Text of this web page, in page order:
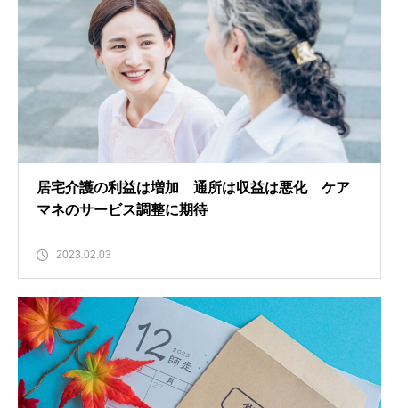
居宅介護の利益は増加 通所は収益は悪化 ケア
マネのサービス調整に期待
2023.02.03